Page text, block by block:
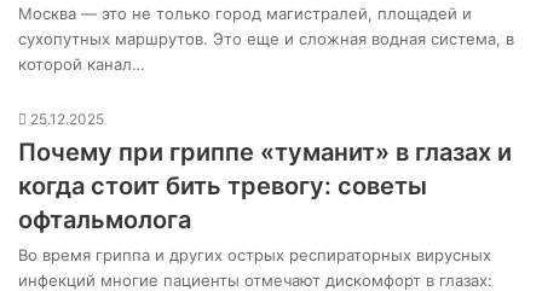
Москва — это не только город магистралей, площадей и
сухопутных маршрутов. Это еще и сложная водная система, в
которой канал…
25.12.2025
Почему при гриппе «туманит» в глазах и
когда стоит бить тревогу: советы
офтальмолога
Во время гриппа и других острых респираторных вирусных
инфекций многие пациенты отмечают дискомфорт в глазах: